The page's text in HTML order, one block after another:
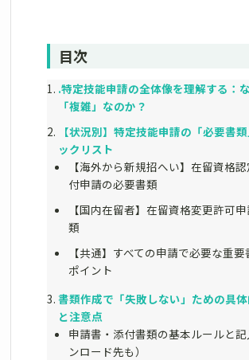
目次
.特定技能申請の全体像を理解する：
「複雑」なのか？
【状況別】特定技能申請の「必要書
ックリスト
【海外から新規招へい】在留資格
付申請の必要書類
【国内在留者】在留資格変更許可
類
【共通】すべての申請で必要な重
ポイント
書類作成で「失敗しない」ための具
と注意点
申請書・添付書類の基本ルールと
ンロード先も）